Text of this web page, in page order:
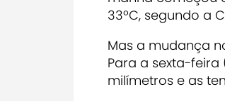
33ºC, segundo a
Mas a mudança
Para a sexta-
milímetros e as